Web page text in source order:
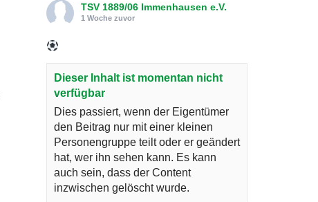
TSV 1889/06 Immenhausen e.V.
1 Woche zuvor
Dieser Inhalt ist momentan nicht
verfügbar
Dies passiert, wenn der Eigentümer
den Beitrag nur mit einer kleinen
Personengruppe teilt oder er geändert
hat, wer ihn sehen kann. Es kann
auch sein, dass der Content
inzwischen gelöscht wurde.